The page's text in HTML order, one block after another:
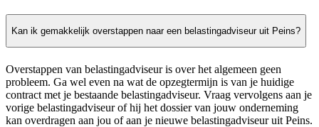
Kan ik gemakkelijk overstappen naar een belastingadviseur uit Peins?
Overstappen van belastingadviseur is over het algemeen geen
probleem. Ga wel even na wat de opzegtermijn is van je huidige
contract met je bestaande belastingadviseur. Vraag vervolgens aan je
vorige belastingadviseur of hij het dossier van jouw onderneming
kan overdragen aan jou of aan je nieuwe belastingadviseur uit Peins.